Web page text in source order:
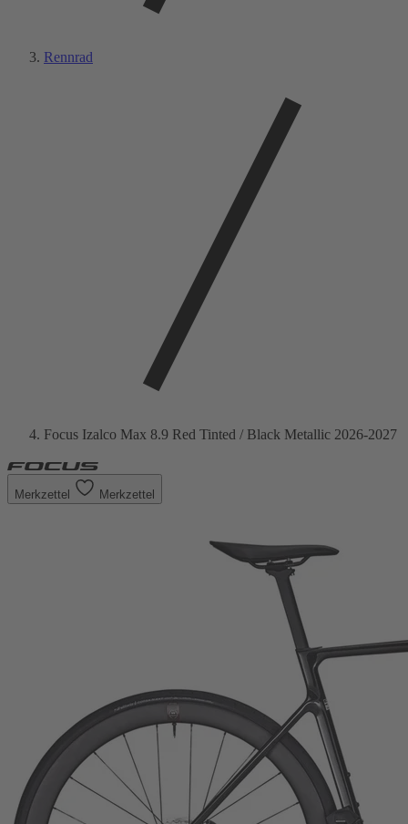
Rennrad
Focus Izalco Max 8.9 Red Tinted / Black Metallic 2026-2027
Merkzettel Merkzettel